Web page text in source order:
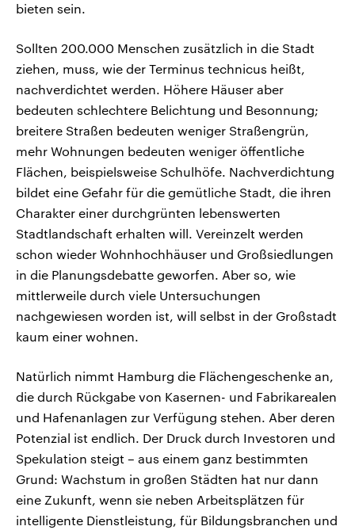
bieten sein.
Sollten 200.000 Menschen zusätzlich in die Stadt
ziehen, muss, wie der Terminus technicus heißt,
nachverdichtet werden. Höhere Häuser aber
bedeuten schlechtere Belichtung und Besonnung;
breitere Straßen bedeuten weniger Straßengrün,
mehr Wohnungen bedeuten weniger öffentliche
Flächen, beispielsweise Schulhöfe. Nachverdichtung
bildet eine Gefahr für die gemütliche Stadt, die ihren
Charakter einer durchgrünten lebenswerten
Stadtlandschaft erhalten will. Vereinzelt werden
schon wieder Wohnhochhäuser und Großsiedlungen
in die Planungsdebatte geworfen. Aber so, wie
mittlerweile durch viele Untersuchungen
nachgewiesen worden ist, will selbst in der Großstadt
kaum einer wohnen.
Natürlich nimmt Hamburg die Flächengeschenke an,
die durch Rückgabe von Kasernen- und Fabrikarealen
und Hafenanlagen zur Verfügung stehen. Aber deren
Potenzial ist endlich. Der Druck durch Investoren und
Spekulation steigt – aus einem ganz bestimmten
Grund: Wachstum in großen Städten hat nur dann
eine Zukunft, wenn sie neben Arbeitsplätzen für
intelligente Dienstleistung, für Bildungsbranchen und